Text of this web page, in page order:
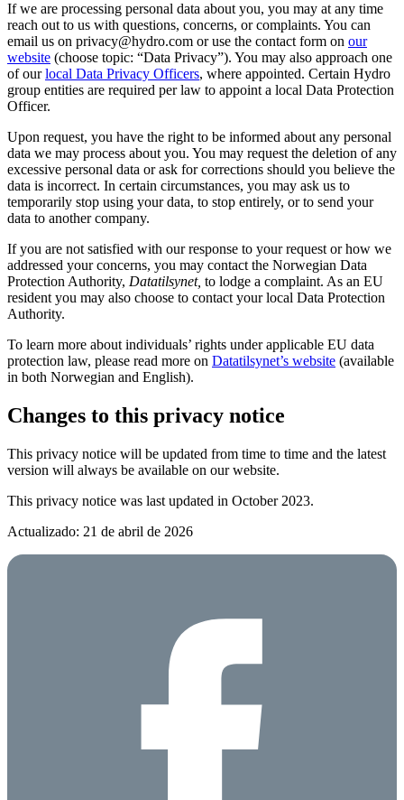
If we are processing personal data about you, you may at any time
reach out to us with questions, concerns, or complaints. You can
email us on privacy@hydro.com or use the contact form on our
website (choose topic: “Data Privacy”). You may also approach one
of ourlocal Data Privacy Officers, where appointed. Certain Hydro
group entities are required per law to appoint a local Data Protection
Officer.
Upon request, you have the right to be informed about any personal
data we may process about you. You may request the deletion of any
excessive personal data or ask for corrections should you believe the
data is incorrect. In certain circumstances, you may ask us to
temporarily stop using your data, to stop entirely, or to send your
data to another company.
If you are not satisfied with our response to your request or how we
addressed your concerns, you may contact the Norwegian Data
Protection Authority, Datatilsynet, to lodge a complaint. As an EU
resident you may also choose to contact your local Data Protection
Authority.
To learn more about individuals’ rights under applicable EU data
protection law, please read more on Datatilsynet’s website (available
in both Norwegian and English).
Changes to this privacy notice
This privacy notice will be updated from time to time and the latest
version will always be available on our website.
This privacy notice was last updated in October 2023.
Actualizado: 21 de abril de 2026